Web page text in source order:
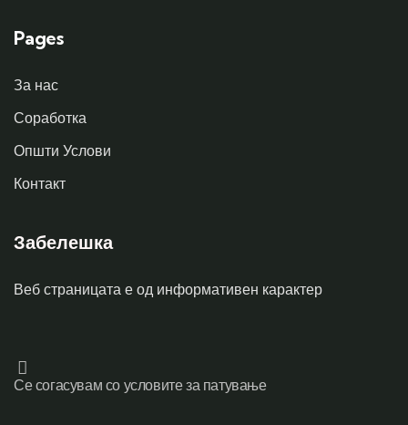
Pages
За нас
Соработка
Општи Услови
Контакт
Забелешка
Веб страницата е од информативен карактер
Се согасувам со условите за патување